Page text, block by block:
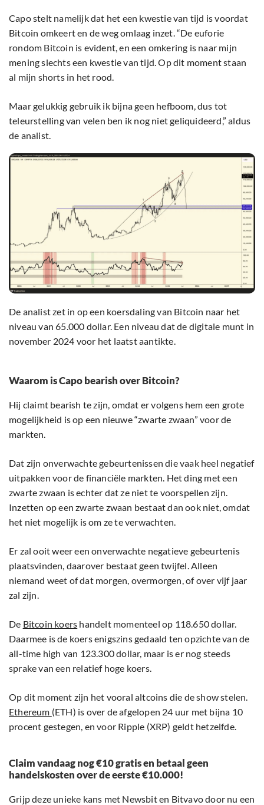
Capo stelt namelijk dat het een kwestie van tijd is voordat
Bitcoin omkeert en de weg omlaag inzet. “De euforie
rondom Bitcoin is evident, en een omkering is naar mijn
mening slechts een kwestie van tijd. Op dit moment staan
al mijn shorts in het rood.
Maar gelukkig gebruik ik bijna geen hefboom, dus tot
teleurstelling van velen ben ik nog niet geliquideerd,” aldus
de analist.
De analist zet in op een koersdaling van Bitcoin naar het
niveau van 65.000 dollar. Een niveau dat de digitale munt in
november 2024 voor het laatst aantikte.
Waarom is Capo bearish over Bitcoin?
Hij claimt bearish te zijn, omdat er volgens hem een grote
mogelijkheid is op een nieuwe “zwarte zwaan” voor de
markten.
Dat zijn onverwachte gebeurtenissen die vaak heel negatief
uitpakken voor de financiële markten. Het ding met een
zwarte zwaan is echter dat ze niet te voorspellen zijn.
Inzetten op een zwarte zwaan bestaat dan ook niet, omdat
het niet mogelijk is om ze te verwachten.
Er zal ooit weer een onverwachte negatieve gebeurtenis
plaatsvinden, daarover bestaat geen twijfel. Alleen
niemand weet of dat morgen, overmorgen, of over vijf jaar
zal zijn.
De Bitcoin koers handelt momenteel op 118.650 dollar.
Daarmee is de koers enigszins gedaald ten opzichte van de
all-time high van 123.300 dollar, maar is er nog steeds
sprake van een relatief hoge koers.
Op dit moment zijn het vooral altcoins die de show stelen.
Ethereum (ETH) is over de afgelopen 24 uur met bijna 10
procent gestegen, en voor Ripple (XRP) geldt hetzelfde.
Claim vandaag nog €10 gratis en betaal geen
handelskosten over de eerste €10.000!
Grijp deze unieke kans met Newsbit en Bitvavo door nu een